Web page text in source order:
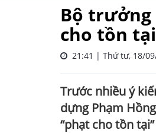
Bộ trưởng
cho tồn
21:41 | Thứ tư, 18/
Trước nhiều ý
dựng Phạm
“phạt cho tồn